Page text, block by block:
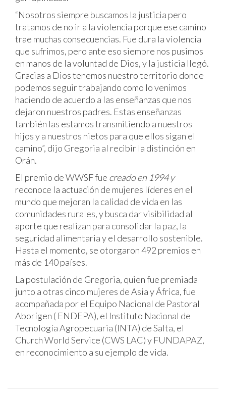
“Nosotros siempre buscamos la justicia pero
tratamos de no ir a la violencia porque ese camino
trae muchas consecuencias. Fue dura la violencia
que sufrimos, pero ante eso siempre nos pusimos
en manos de la voluntad de Dios, y la justicia llegó.
Gracias a Dios tenemos nuestro territorio donde
podemos seguir trabajando como lo venimos
haciendo de acuerdo a las enseñanzas que nos
dejaron nuestros padres. Estas enseñanzas
también las estamos transmitiendo a nuestros
hijos y a nuestros nietos para que ellos sigan el
camino”, dijo Gregoria al recibir la distinción en
Orán.
El premio de WWSF fue creadoen 1994 y
reconoce la actuación de mujeres líderes en el
mundo que mejoran la calidad de vida en las
comunidades rurales, y busca dar visibilidad al
aporte que realizan para consolidar la paz, la
seguridad alimentaria y el desarrollo sostenible.
Hasta el momento, se otorgaron 492 premios en
más de 140 países.
La postulación de Gregoria, quien fue premiada
junto a otras cinco mujeres de Asia y África, fue
acompañada por el Equipo Nacional de Pastoral
Aborígen ( ENDEPA), el Instituto Nacional de
Tecnología Agropecuaria (INTA) de Salta, el
Church World Service (CWS LAC) y FUNDAPAZ,
en reconocimiento a su ejemplo de vida.